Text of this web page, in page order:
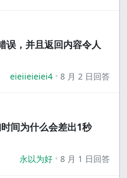
误，并且返回内容令人
eieiieieiei4 8 月 2 日回答
间为什么会差出1秒
永以为好 8 月 1 日回答